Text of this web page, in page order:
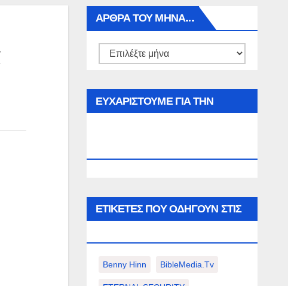
ΑΡΘΡΑ ΤΟΥ ΜΉΝΑ…
Αρθρα
μήνα…
ΕΥΧΑΡΙΣΤΟΥΜΕ ΓΙΑ ΤΗΝ
ΕΤΙΚΈΤΕΣ ΠΟΥ ΟΔΗΓΟΎΝ ΣΤΙΣ
Benny Hinn BibleMedia.tv